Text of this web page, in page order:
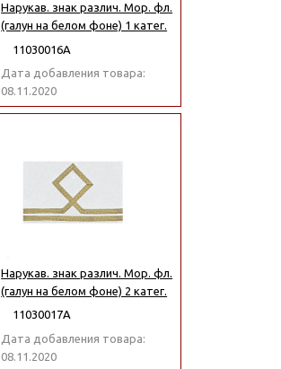
Нарукав. знак различ. Мор. фл.
(галун на белом фоне) 1 катег.
11030016А
Дата добавления товара:
08.11.2020
Нарукав. знак различ. Мор. фл.
(галун на белом фоне) 2 катег.
11030017А
Дата добавления товара:
08.11.2020